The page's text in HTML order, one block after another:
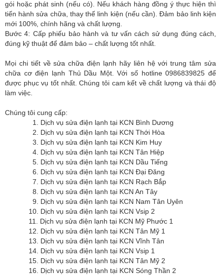
gói hoặc phát sinh (nếu có). Nếu khách hàng đồng ý thực hiện thì
tiến hành sửa chữa, thay thế linh kiện (nếu cần). Đảm bảo linh kiện
mới 100%, chính hãng và chất lượng.
Bước 4: Cấp phiếu bảo hành và tư vấn cách sử dụng đúng cách,
đúng kỹ thuật để đảm bảo – chất lượng tốt nhất.
Mọi chi tiết về sửa chữa điện lạnh hãy liên hệ với trung tâm sửa
chữa cơ điện lạnh Thủ Dầu Một. Với số hotline 0986839825 để
được phục vụ tốt nhất. Chúng tôi cam kết về chất lượng và thái độ
làm việc.
Chúng tôi cung cấp:
1. Dịch vụ sửa điện lạnh tại KCN Bình Dương
2. Dịch vụ sửa điện lạnh tại KCN Thới Hòa
3. Dịch vụ sửa điện lạnh tại KCN Kim Huy
4. Dịch vụ sửa điện lạnh tại KCN Tân Hiệp
5. Dịch vụ sửa điện lạnh tại KCN Dầu Tiếng
6. Dịch vụ sửa điện lạnh tại KCN Đại Đăng
7. Dịch vụ sửa điện lạnh tại KCN Rạch Bắp
8. Dịch vụ sửa điện lạnh tại KCN An Tây
9. Dịch vụ sửa điện lạnh tại KCN Nam Tân Uyên
10. Dịch vụ sửa điện lạnh tại KCN Vsip 2
11. Dịch vụ sửa điện lạnh tại KCN Mỹ Phước 1
12. Dịch vụ sửa điện lạnh tại KCN Tân Mỹ 1
13. Dịch vụ sửa điện lạnh tại KCN Vĩnh Tân
14. Dịch vụ sửa điện lạnh tại KCN Vsip 1
15. Dịch vụ sửa điện lạnh tại KCN Tân Mỹ 2
16. Dịch vụ sửa điện lạnh tại KCN Sóng Thần 2